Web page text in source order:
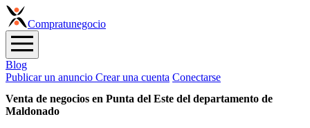
Compratunegocio
Blog
Publicar un anuncio Crear una cuenta Conectarse
Venta de negocios en Punta del Este del departamento de
Maldonado